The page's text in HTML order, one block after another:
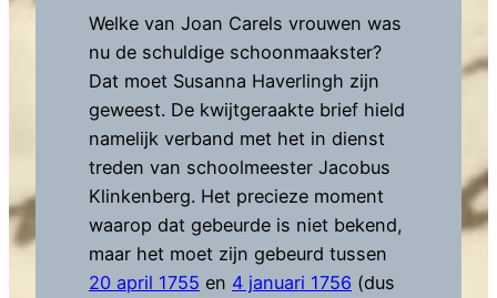
Welke van Joan Carels vrouwen was
nu de schuldige schoonmaakster?
Dat moet Susanna Haverlingh zijn
geweest. De kwijtgeraakte brief hield
namelijk verband met het in dienst
treden van schoolmeester Jacobus
Klinkenberg. Het precieze moment
waarop dat gebeurde is niet bekend,
maar het moet zijn gebeurd tussen
20 april 1755 en 4 januari 1756 (dus